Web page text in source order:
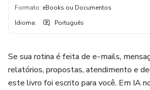
Formato: eBooks ou Documentos
Idioma: Português
Se sua rotina é feita de e-mails,
relatórios, propostas, atendimento e
este livro foi escrito para você. Em IA